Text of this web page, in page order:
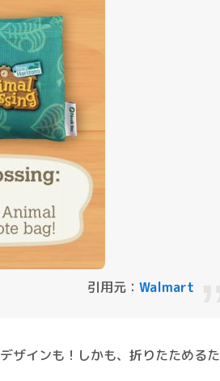
引用元： Walmart
ザインも！しかも、折りたためるた